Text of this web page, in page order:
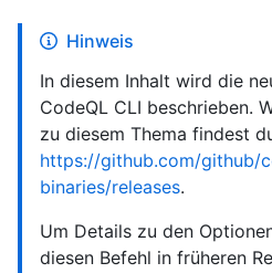
Hinweis
In diesem Inhalt wird die
CodeQL CLI beschrieben.
zu diesem Thema findest
https://github.com/github/
binaries/releases.
Um Details zu den
diesen Befehl in früheren